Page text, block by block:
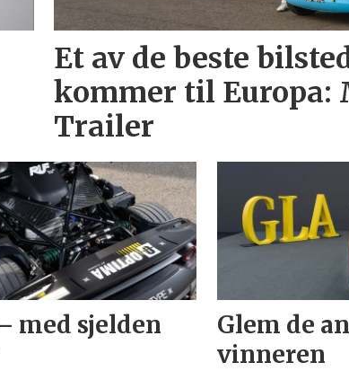
Et av de beste
kommer til Europa:
Trailer
med sjelden
Glem de
vinneren